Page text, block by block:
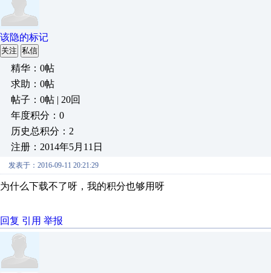
该隐的标记
关注 私信
精华：0帖
求助：0帖
帖子：0帖 | 20回
年度积分：0
历史总积分：2
注册：2014年5月11日
发表于：2016-09-11 20:21:29
为什么下载不了呀，我的积分也够用呀
回复 引用 举报